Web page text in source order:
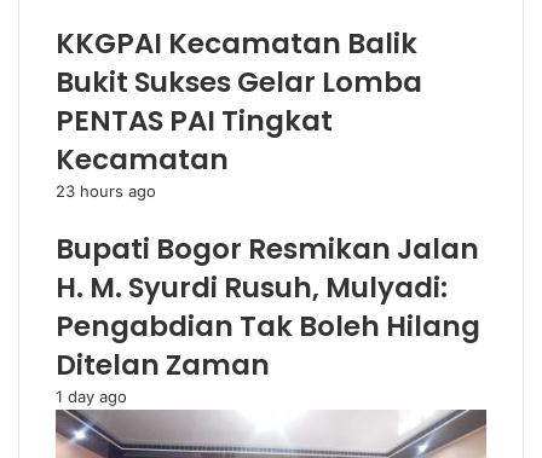
KKGPAI Kecamatan Balik
Bukit Sukses Gelar Lomba
PENTAS PAI Tingkat
Kecamatan
23 hours ago
Bupati Bogor Resmikan Jalan
H. M. Syurdi Rusuh, Mulyadi:
Pengabdian Tak Boleh Hilang
Ditelan Zaman
1 day ago